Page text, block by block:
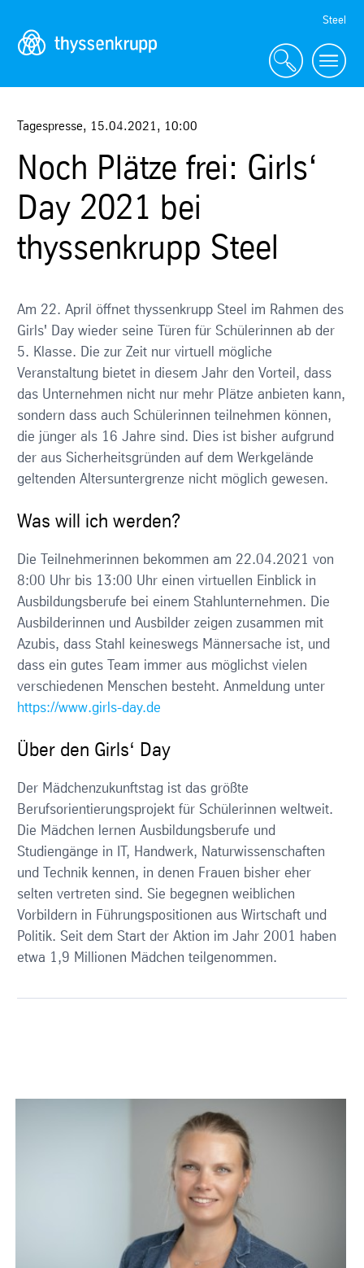
Navigation
Steel
Tagespresse, 15.04.2021 , 10:00
Noch Plätze frei: Girls‘
Day 2021 bei
thyssenkrupp Steel
Am 22. April öffnet thyssenkrupp Steel im Rahmen des
Girls' Day wieder seine Türen für Schülerinnen ab der
5. Klasse. Die zur Zeit nur virtuell mögliche
Veranstaltung bietet in diesem Jahr den Vorteil, dass
das Unternehmen nicht nur mehr Plätze anbieten kann,
sondern dass auch Schülerinnen teilnehmen können,
die jünger als 16 Jahre sind. Dies ist bisher aufgrund
der aus Sicherheitsgründen auf dem Werkgelände
geltenden Altersuntergrenze nicht möglich gewesen.
Was will ich werden?
Die Teilnehmerinnen bekommen am 22.04.2021 von
8:00 Uhr bis 13:00 Uhr einen virtuellen Einblick in
Ausbildungsberufe bei einem Stahlunternehmen. Die
Ausbilderinnen und Ausbilder zeigen zusammen mit
Azubis, dass Stahl keineswegs Männersache ist, und
dass ein gutes Team immer aus möglichst vielen
verschiedenen Menschen besteht. Anmeldung unter
https://www.girls-day.de
Über den Girls‘ Day
Der Mädchenzukunftstag ist das größte
Berufsorientierungsprojekt für Schülerinnen weltweit.
Die Mädchen lernen Ausbildungsberufe und
Studiengänge in IT, Handwerk, Naturwissenschaften
und Technik kennen, in denen Frauen bisher eher
selten vertreten sind. Sie begegnen weiblichen
Vorbildern in Führungspositionen aus Wirtschaft und
Politik. Seit dem Start der Aktion im Jahr 2001 haben
etwa 1,9 Millionen Mädchen teilgenommen.